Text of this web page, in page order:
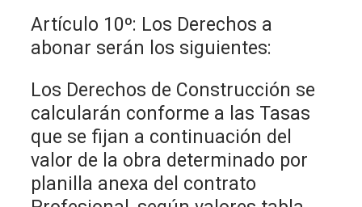
Artículo 10º: Los Derechos a
abonar serán los siguientes:
Los Derechos de Construcción se
calcularán conforme a las Tasas
que se fijan a continuación del
valor de la obra determinado por
planilla anexa del contrato